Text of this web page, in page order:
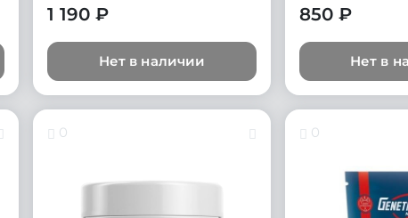
1 190 ₽
Нет в наличии
850 ₽
Нет в
0 0